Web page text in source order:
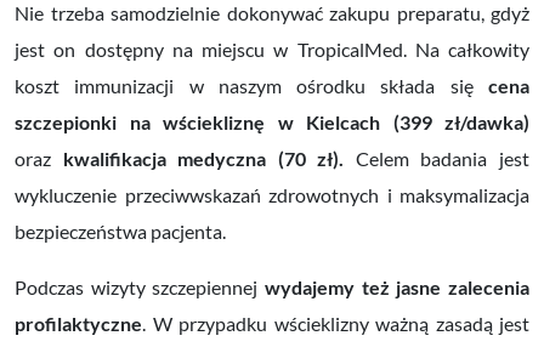
Nie trzeba samodzielnie dokonywać zakupu preparatu, gdyż
jest on dostępny na miejscu w TropicalMed. Na całkowity
koszt immunizacji w naszym ośrodku składa się cena
szczepionki na wściekliznę w Kielcach (399 zł/dawka)
oraz kwalifikacja medyczna (70 zł). Celem badania jest
wykluczenie przeciwwskazań zdrowotnych i maksymalizacja
bezpieczeństwa pacjenta.
Podczas wizyty szczepiennej wydajemy też jasne zalecenia
profilaktyczne. W przypadku wścieklizny ważną zasadą jest